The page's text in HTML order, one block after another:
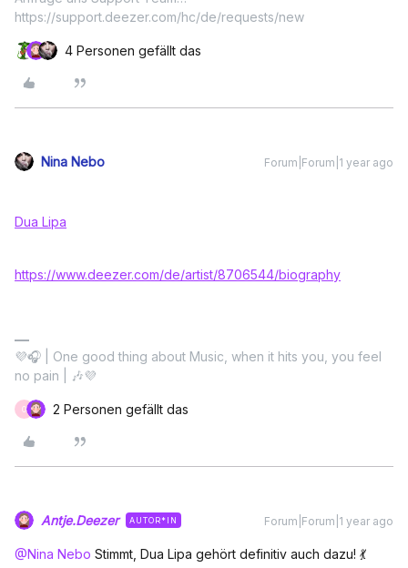
https://support.deezer.com/hc/de/requests/new
4 Personen gefällt das
Nina Nebo Forum|Forum|1 year ago
Dua Lipa
https://www.deezer.com/de/artist/8706544/biography
💜🎧 | One good thing about Music, when it hits you, you feel
no pain | 🎶💜
O 2 Personen gefällt das
Antje.Deezer AUTOR*IN Forum|Forum|1 year ago
@Nina Nebo Stimmt, Dua Lipa gehört definitiv auch dazu! 💃